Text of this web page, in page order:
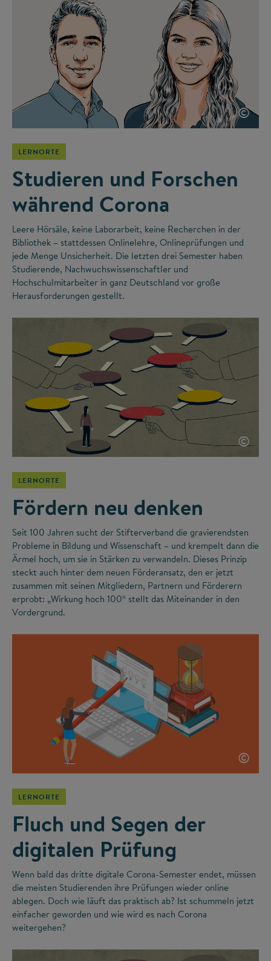
©
LERNORTE
Studieren und Forschen
während Corona
Leere Hörsäle, keine Laborarbeit, keine Recherchen in der
Bibliothek – stattdessen Onlinelehre, Onlineprüfungen und
jede Menge Unsicherheit. Die letzten drei Semester haben
Studierende, Nachwuchswissenschaftler und
Hochschulmitarbeiter in ganz Deutschland vor große
Herausforderungen gestellt.
©
LERNORTE
Fördern neu denken
Seit 100 Jahren sucht der Stifterverband die gravierendsten
Probleme in Bildung und Wissenschaft – und krempelt dann die
Ärmel hoch, um sie in Stärken zu verwandeln. Dieses Prinzip
steckt auch hinter dem neuen Förderansatz, den er jetzt
zusammen mit seinen Mitgliedern, Partnern und Förderern
erprobt: „Wirkung hoch 100“ stellt das Miteinander in den
Vordergrund.
©
LERNORTE
Fluch und Segen der
digitalen Prüfung
Wenn bald das dritte digitale Corona-Semester endet, müssen
die meisten Studierenden ihre Prüfungen wieder online
ablegen. Doch wie läuft das praktisch ab? Ist schummeln jetzt
einfacher geworden und wie wird es nach Corona
weitergehen?